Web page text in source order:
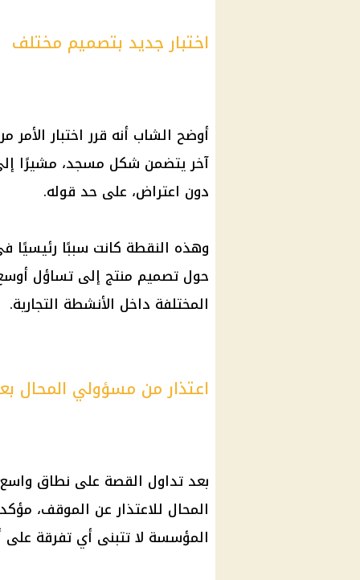
اختبار جديد بتصميم مختلف
أوضح الشاب أنه قرر اختبار
آخر يتضمن شكل مسجد، مشيرًا إلى
دون اعتراض، على حد قوله.
وهذه النقطة كانت سببًا رئيسيًا
حول تصميم منتج إلى تساؤل أوسع
المختلفة داخل الأنشطة التجارية.
اعتذار من مسؤولي المحال
بعد تداول القصة على نطاق
المحال للاعتذار عن الموقف،
المؤسسة لا تتبنى أي تفرقة